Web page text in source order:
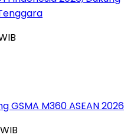
GSMA M360 ASEAN 2026